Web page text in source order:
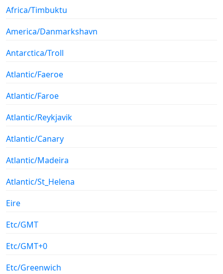
Africa/Timbuktu
America/Danmarkshavn
Antarctica/Troll
Atlantic/Faeroe
Atlantic/Faroe
Atlantic/Reykjavik
Atlantic/Canary
Atlantic/Madeira
Atlantic/St_Helena
Eire
Etc/GMT
Etc/GMT+0
Etc/Greenwich